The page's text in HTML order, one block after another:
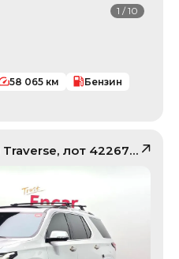
1 /10
58 065 км
Бензин
Traverse, лот 42267955